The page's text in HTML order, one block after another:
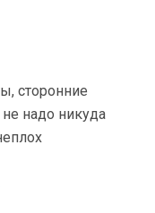
сторонние
надо никуда